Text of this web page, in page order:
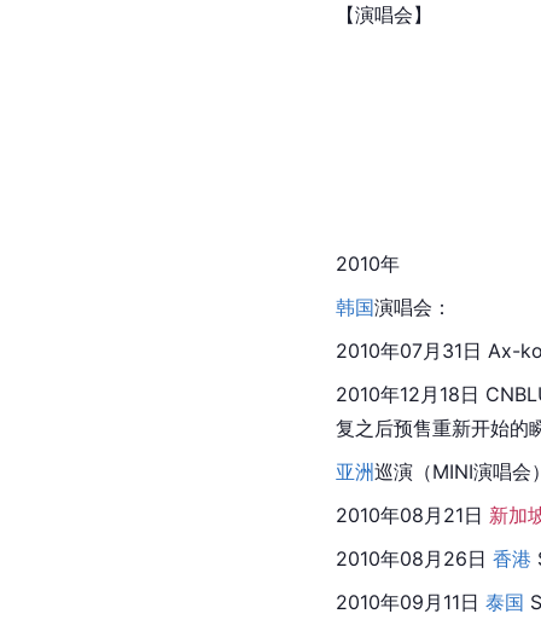
【演唱会】
2010年
韩国演唱会：
2010年07月31日 Ax-
2010年12月18日
复之后预售重新开始的
亚洲巡演（MINI演唱会
2010年08月21日 新加
2010年08月26日 香港
2010年09月11日 泰国